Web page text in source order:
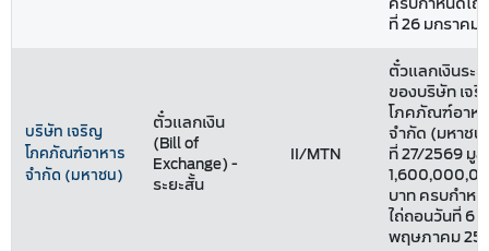
ที่ 26 มกราคม
บริษัท เจริญ
โภคภัณฑ์อาหาร
จำกัด (มหาชน)
ตั๋วแลกเงิน
(Bill of
Exchange) -
ระยะสั้น
II/MTN
ตั๋วแลกเงินระ
ของบริษัท เจ
โภคภัณฑ์อาห
จำกัด (มหาชน
ที่ 27/2569 มู
บาท ครบกำห
ไถ่ถอนวันที่ 6
พฤษภาคม